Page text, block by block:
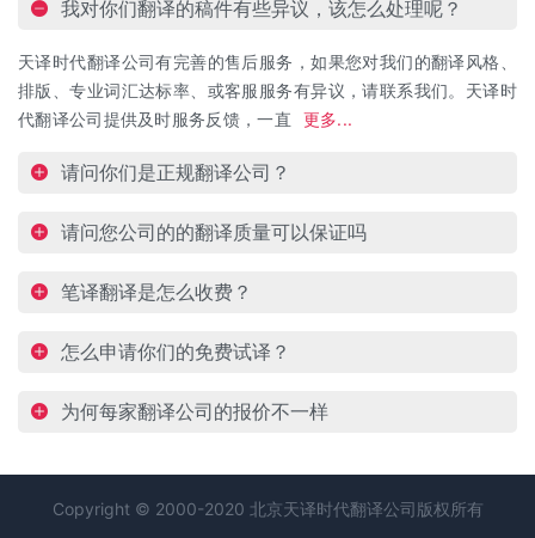
我对你们翻译的稿件有些异议，该怎么处理呢？
天译时代翻译公司有完善的售后服务，如果您对我们的翻译风格、
排版、专业词汇达标率、或客服服务有异议，请联系我们。天译时
代翻译公司提供及时服务反馈，一直
更多...
请问你们是正规翻译公司？
请问您公司的的翻译质量可以保证吗
笔译翻译是怎么收费？
怎么申请你们的免费试译？
为何每家翻译公司的报价不一样
Copyright © 2000-2020 北京天译时代翻译公司版权所有